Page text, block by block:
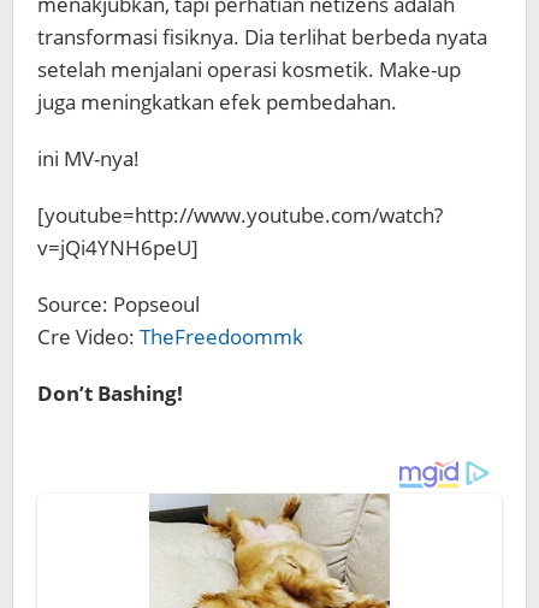
transformasi fisiknya. Dia terlihat berbeda nyata
setelah menjalani operasi kosmetik. Make-up
juga meningkatkan efek pembedahan.
ini MV-nya!
[youtube=http://www.youtube.com/watch?
v=jQi4YNH6peU]
Source: Popseoul
Cre Video: TheFreedoommk
Don’t Bashing!